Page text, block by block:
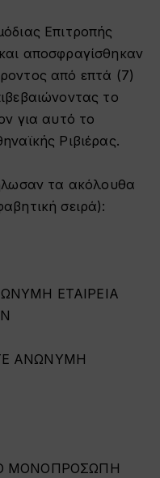
Επιτροπής
αποσφραγίσθηκαν
από επτά (7)
το
για αυτό το
Ριβιέρας.
τα ακόλουθα
σειρά):
ΕΤΑΙΡΕΙΑ
ΑΝΩΝΥΜΗ
ΜΟΝΟΠΡΟΣΩΠΗ